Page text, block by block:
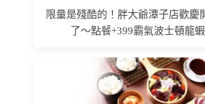
限量是殘酷的！胖大爺潭子店歡慶
了～點餐+399霸氣波士頓龍蝦